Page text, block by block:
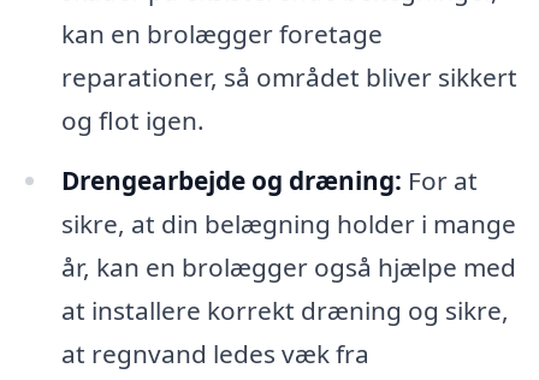
kan en brolægger foretage
reparationer, så området bliver sikkert
og flot igen.
Drengearbejde og dræning: For at
sikre, at din belægning holder i mange
år, kan en brolægger også hjælpe med
at installere korrekt dræning og sikre,
at regnvand ledes væk fra